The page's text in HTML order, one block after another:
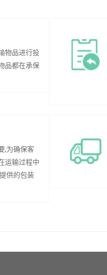
物品进行投
品都在承保
,为确保客
运输过程中
供的包装